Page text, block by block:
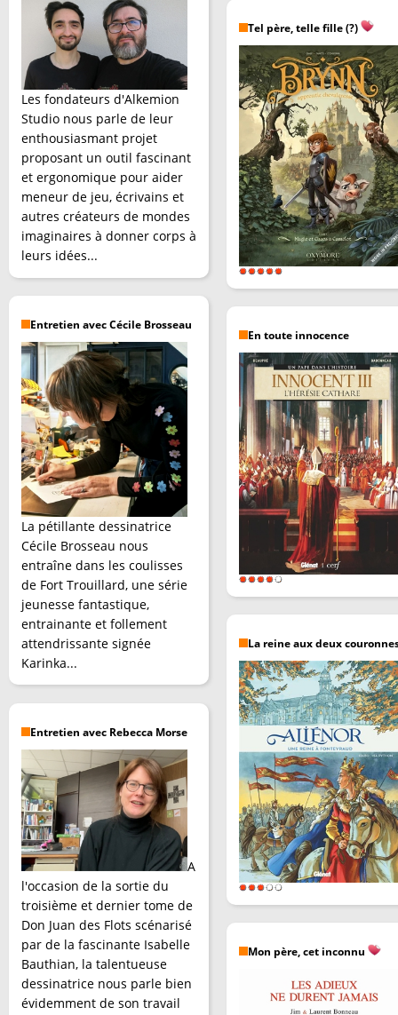
Les fondateurs d'Alkemion
Studio nous parle de leur
enthousiasmant projet
proposant un outil fascinant
et ergonomique pour aider
meneur de jeu, écrivains et
autres créateurs de mondes
imaginaires à donner corps à
leurs idées...
Entretien avec Cécile Brosseau
La pétillante dessinatrice
Cécile Brosseau nous
entraîne dans les coulisses
de Fort Trouillard, une série
jeunesse fantastique,
entrainante et follement
attendrissante signée
Karinka...
Entretien avec Rebecca Morse
A
l'occasion de la sortie du
troisième et dernier tome de
Don Juan des Flots scénarisé
par de la fascinante Isabelle
Bauthian, la talentueuse
dessinatrice nous parle bien
évidemment de son travail
Tel père, telle fille (?)
En toute innocence
La reine aux deux
Mon père, cet inconnu